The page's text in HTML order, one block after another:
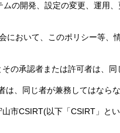
の開発、設定の変更、運用
において、このポリシー等、
の承認者または許可者は、同
、同じ者が兼務してはならな
山市CSIRT(以下「CSIRT」と